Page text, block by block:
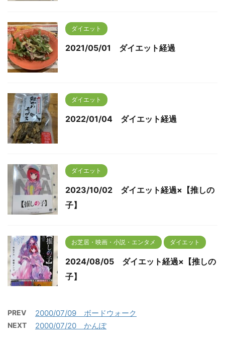
ダイエット
2021/05/01 ダイエット経過
ダイエット
2022/01/04 ダイエット経過
ダイエット
2023/10/02 ダイエット経過×【推しの
子】
お芝居・映画・小説・エンタメ ダイエット
2024/08/05 ダイエット経過×【推しの
子】
PREV 2000/07/09 ボードウォーク
NEXT 2000/07/20 かんぽ